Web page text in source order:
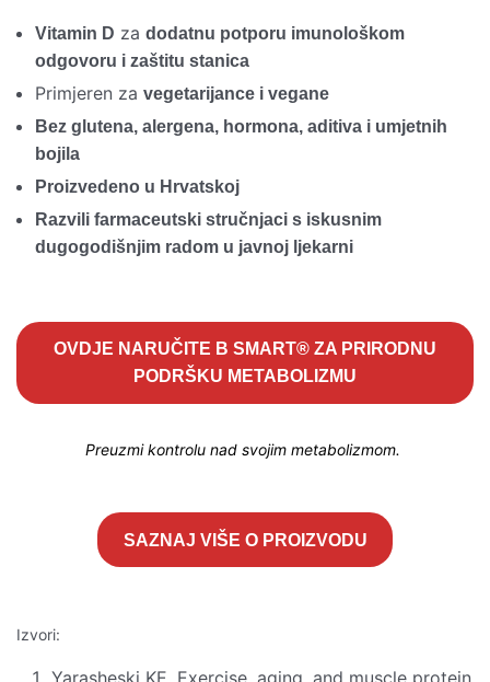
Vitamin D za dodatnu potporu imunološkom
odgovoru i zaštitu stanica
Primjeren za vegetarijance i vegane
Bez glutena, alergena, hormona, aditiva i umjetnih
bojila
Proizvedeno u Hrvatskoj
Razvili farmaceutski stručnjaci s iskusnim
dugogodišnjim radom u javnoj ljekarni
OVDJE NARUČITE B SMART® ZA PRIRODNU
PODRŠKU METABOLIZMU
Preuzmi kontrolu nad svojim metabolizmom.
SAZNAJ VIŠE O PROIZVODU
Izvori: